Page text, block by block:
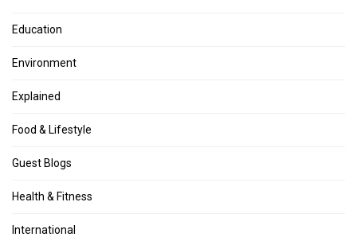
Education
Environment
Explained
Food & Lifestyle
Guest Blogs
Health & Fitness
International